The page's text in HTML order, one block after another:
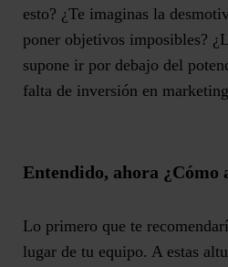
esto? ¿Te imaginas la
poner objetivos imposibles?
supone ir por debajo del
falta de inversión en
Entendido, ahora ¿Cómo
Lo primero que te
lugar de tu equipo. A estas